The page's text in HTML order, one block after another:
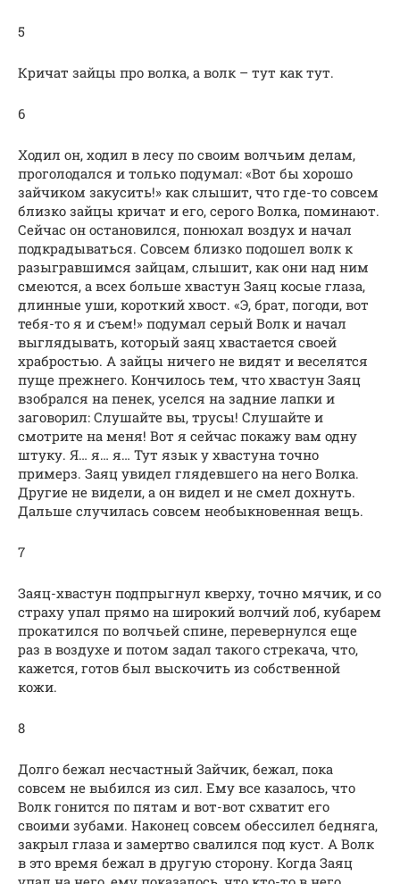
5
Кричат зайцы про волка, а волк – тут как тут.
6
Ходил он, ходил в лесу по своим волчьим делам,
проголодался и только подумал: «Вот бы хорошо
зайчиком закусить!» как слышит, что где-то совсем
близко зайцы кричат и его, серого Волка, поминают.
Сейчас он остановился, понюхал воздух и начал
подкрадываться. Совсем близко подошел волк к
разыгравшимся зайцам, слышит, как они над ним
смеются, а всех больше хвастун Заяц косые глаза,
длинные уши, короткий хвост. «Э, брат, погоди, вот
тебя-то я и съем!» подумал серый Волк и начал
выглядывать, который заяц хвастается своей
храбростью. А зайцы ничего не видят и веселятся
пуще прежнего. Кончилось тем, что хвастун Заяц
взобрался на пенек, уселся на задние лапки и
заговорил: Слушайте вы, трусы! Слушайте и
смотрите на меня! Вот я сейчас покажу вам одну
штуку. Я… я… я… Тут язык у хвастуна точно
примерз. Заяц увидел глядевшего на него Волка.
Другие не видели, а он видел и не смел дохнуть.
Дальше случилась совсем необыкновенная вещь.
7
Заяц-хвастун подпрыгнул кверху, точно мячик, и со
страху упал прямо на широкий волчий лоб, кубарем
прокатился по волчьей спине, перевернулся еще
раз в воздухе и потом задал такого стрекача, что,
кажется, готов был выскочить из собственной
кожи.
8
Долго бежал несчастный Зайчик, бежал, пока
совсем не выбился из сил. Ему все казалось, что
Волк гонится по пятам и вот-вот схватит его
своими зубами. Наконец совсем обессилел бедняга,
закрыл глаза и замертво свалился под куст. А Волк
в это время бежал в другую сторону. Когда Заяц